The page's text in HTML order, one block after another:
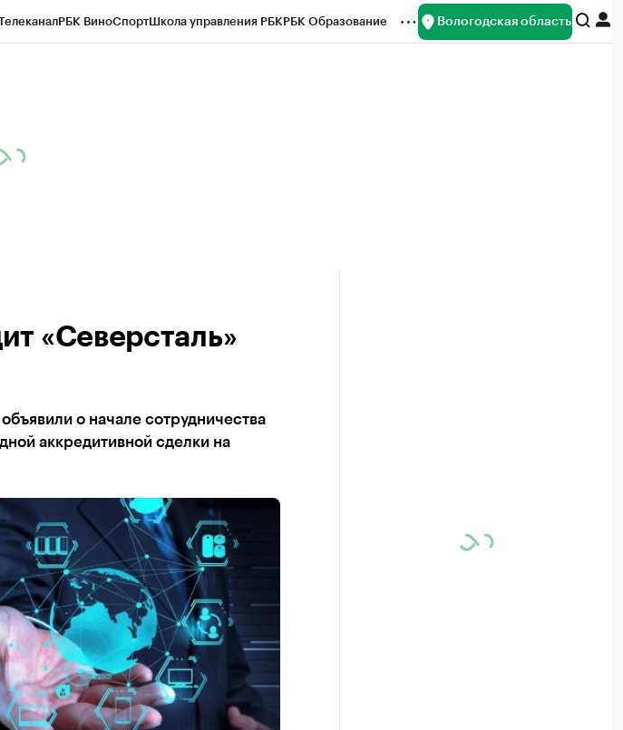
РБК ВиноСпортШкола управления РБКРБК Образование Вологодская область
«Северсталь»
о начале сотрудничества
аккредитивной сделки на